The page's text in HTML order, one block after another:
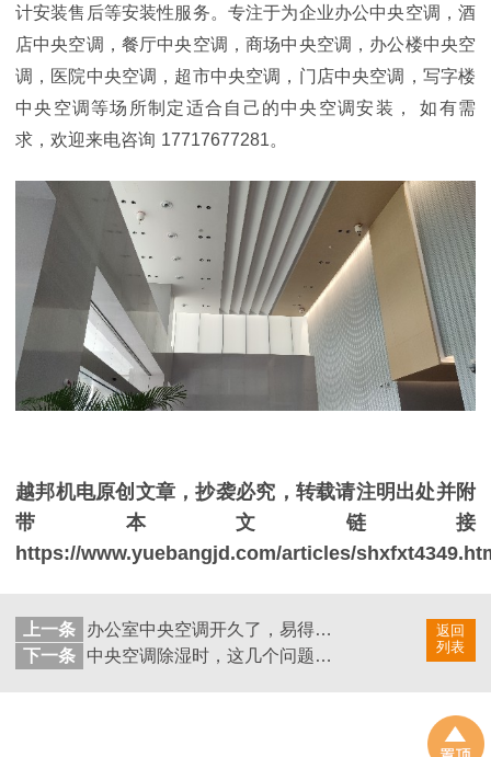
计安装售后等安装性服务。专注于为企业办公中央空调，酒
店中央空调，餐厅中央空调，商场中央空调，办公楼中央空
调，医院中央空调，超市中央空调，门店中央空调，写字楼
中央空调等场所制定适合自己的中央空调安装，
如有需
求，欢迎来电咨询 17717677281。
越邦机电原创文章，抄袭必究，转载请注明出处并附
带本文链接
https://www.yuebangjd.com/articles/
返回
列表
上一条
办公室中央空调开久了，易得空调病？
下一条
中央空调除湿时，这几个问题您注意了吗？